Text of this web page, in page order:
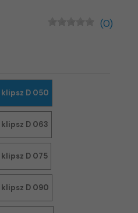
(0)
D 050
D 063
D 075
D 090